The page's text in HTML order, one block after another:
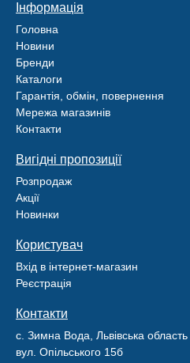
Інформація
Головна
Новини
Бренди
Каталоги
Гарантія, обмін, повернення
Мережа магазинів
Контакти
Вигідні пропозиції
Розпродаж
Акції
Новинки
Користувач
Вхід в інтернет-магазин
Реєстрація
Контакти
с. Зимна Вода, Львівська область
вул. Опільського 15б